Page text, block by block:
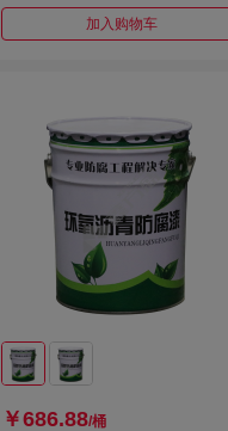
加入购物车
￥686.88/桶